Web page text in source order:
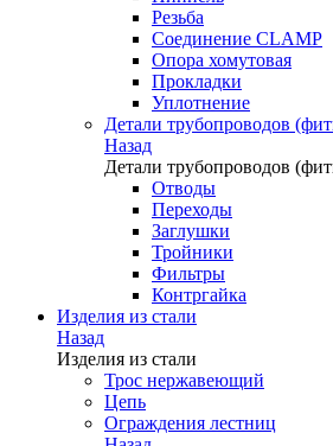
Резьба
Соединение CLAMP
Опора хомутовая
Прокладки
Уплотнение
Детали трубопроводов
Назад
Детали трубопроводов
Отводы
Переходы
Заглушки
Тройники
Фильтры
Контргайка
Изделия из стали
Назад
Изделия из стали
Трос нержавеющий
Цепь
Ограждения лестниц